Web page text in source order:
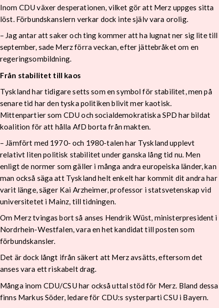
Inom CDU växer desperationen, vilket gör att Merz uppges sitta
löst. Förbundskanslern verkar dock inte själv vara orolig.
– Jag antar att saker och ting kommer att ha lugnat ner sig lite till
september, sade Merz förra veckan, efter jättebråket om en
regeringsombildning.
Från stabilitet till kaos
Tyskland har tidigare setts som en symbol för stabilitet, men på
senare tid har den tyska politiken blivit mer kaotisk.
Mittenpartier som CDU och socialdemokratiska SPD har bildat
koalition för att hålla AfD borta från makten.
– Jämfört med 1970- och 1980-talen har Tyskland upplevt
relativt liten politisk stabilitet under ganska lång tid nu. Men
enligt de normer som gäller i många andra europeiska länder, kan
man också säga att Tyskland helt enkelt har kommit dit andra har
varit länge, säger Kai Arzheimer, professor i statsvetenskap vid
universitetet i Mainz, till tidningen.
Om Merz tvingas bort så anses Hendrik Wüst, ministerpresident i
Nordrhein-Westfalen, vara en het kandidat till posten som
förbundskansler.
Det är dock långt ifrån säkert att Merz avsätts, eftersom det
anses vara ett riskabelt drag.
Många inom CDU/CSU har också uttal stöd för Merz. Bland dessa
finns Markus Söder, ledare för CDU:s systerparti CSU i Bayern.